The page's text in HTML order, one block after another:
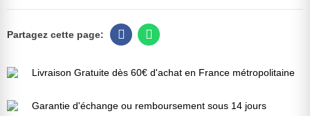
Livraison Gratuite dès 60€ d'achat en France métropolitaine
Garantie d'échange ou remboursement sous 14 jours